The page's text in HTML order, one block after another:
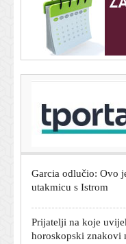
Tisuće fanova
dočekali sasvim
utakmicu s Istrom
horoskopski znakovi
trenucima